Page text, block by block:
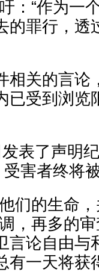
：“作为一
的罪行，透
相关的言论
已受到浏览
表了声明
受害者终将
们的生命
，再多的
言论自由与
有一天将获